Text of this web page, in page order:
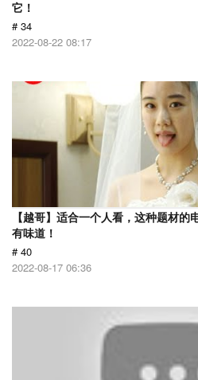
它！
# 34
2022-08-22 08:17
【越哥】适合一个人看，这种题材
有味道！
# 40
2022-08-17 06:36